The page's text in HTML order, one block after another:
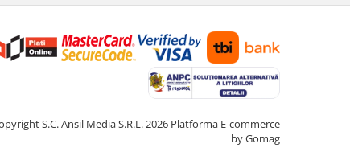
S.C. Ansil Media S.R.L. 2026 Platforma E-commerce
by Gomag